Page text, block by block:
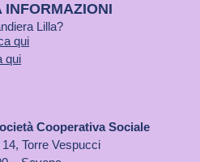
INFORMAZIONI
Lilla?
qui
qui
Cooperativa Sociale
Torre Vespucci